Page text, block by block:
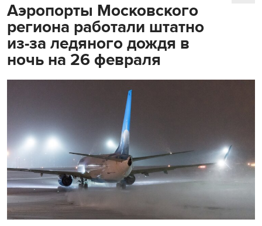
Аэропорты Московского
региона работали штатно
из-за ледяного дождя в
ночь на 26 февраля